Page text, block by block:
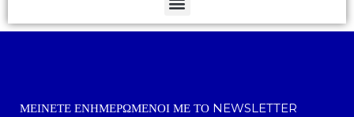
ΜΕΊΝΕΤΕ ΕΝΗΜΕΡΩΜΈΝΟΙ ΜΕ ΤΟ NEWSLETTER